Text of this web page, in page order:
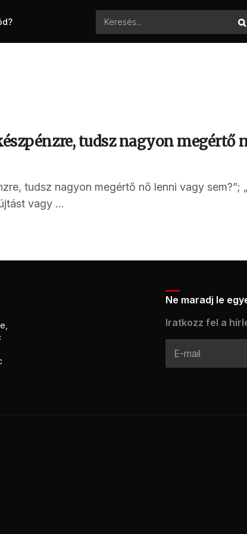
tudsz nagyon megértő
tudsz nagyon megértő nő lenni vagy sem?”;
vagy ...
Ne maradj le
Iratkozz fel a